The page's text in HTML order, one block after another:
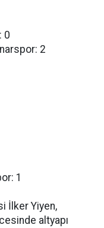
0
2
1
İlker Yiyen,
altyapı